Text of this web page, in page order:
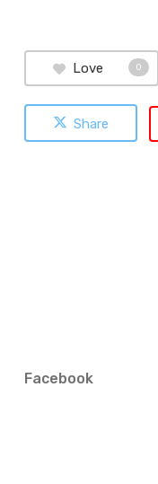
Love 0
Share
Facebook